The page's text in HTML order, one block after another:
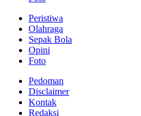
Peristiwa
Olahraga
Sepak Bola
Opini
Foto
Pedoman
Disclaimer
Kontak
Redaksi